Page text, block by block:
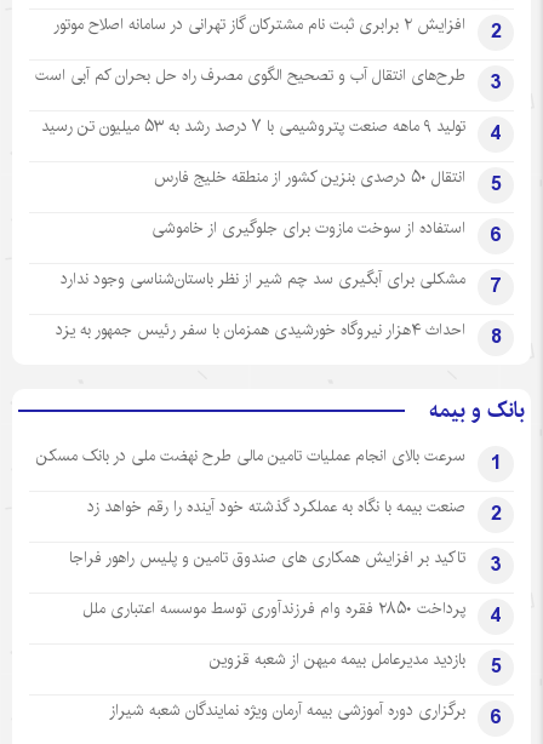
2 افزایش ۲ برابری ثبت نام مشترکان گاز تهرانی‌ در سامانه اصلاح موتور
3 طرح‌های انتقال آب و تصحیح الگوی مصرف راه حل بحران کم آبی است
4 تولید ۹ ماهه صنعت پتروشیمی با ۷ درصد رشد به ۵۳ میلیون تن رسید
5 انتقال ۵۰ درصدی بنزین کشور از منطقه خلیج فارس
6 استفاده از سوخت مازوت برای جلوگیری از خاموشی
7 مشکلی برای آبگیری سد چم شیر از نظر باستان‌شناسی وجود ندارد
8 احداث ۴هزار نیروگاه خورشیدی همزمان با سفر رئیس جمهور به یزد
بانک و بیمه
1 سرعت بالای انجام عملیات تامین مالی طرح نهضت ملی در بانک مسکن
2 صنعت بیمه با نگاه به عملکرد گذشته خود آینده را رقم خواهد زد
3 تاکید بر افزایش همکاری های صندوق تامین و پلیس راهور فراجا
4 پرداخت ۲۸۵۰ فقره وام فرزندآوری توسط موسسه اعتباری ملل
5 بازدید مدیرعامل بیمه میهن از شعبه قزوین
6 برگزاری دوره آموزشی بیمه آرمان ویژه نمایندگان شعبه شیراز